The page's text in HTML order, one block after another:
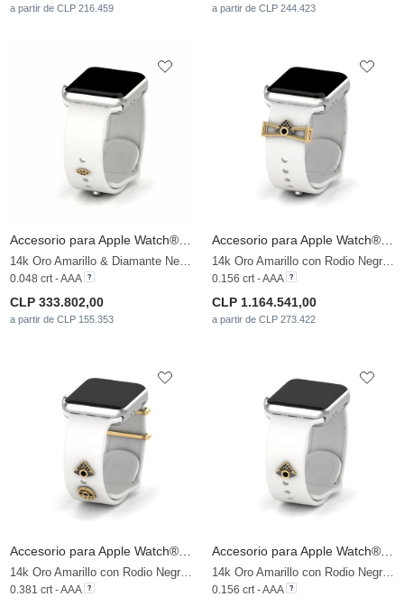
a partir de CLP 216.459 a partir de CLP 244.423
14k Oro Amarillo & Diamante Negro
0.048 crt - AAA
CLP 333.802,00
a partir de CLP 155.353
14k Oro Amarillo con Rodio Negro & Diamante Negro
0.156 crt - AAA
CLP 1.164.541,00
a partir de CLP 273.422
14k Oro Amarillo con Rodio Negro & Diamante Negro
0.381 crt - AAA
14k Oro Amarillo con Rodio Negro & Diamante Negro
0.156 crt - AAA